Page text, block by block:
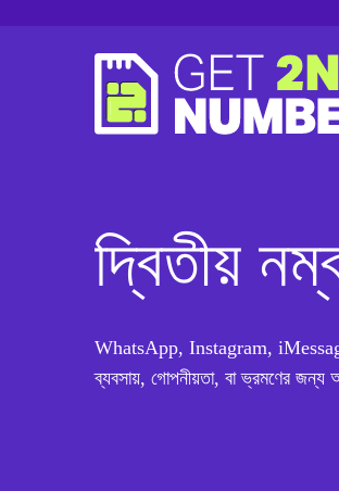
দ্বিতীয়
WhatsApp, Instagram, iMessage
ব্যবসায়, গোপনীয়তা, বা ভ্রমণের জন্য